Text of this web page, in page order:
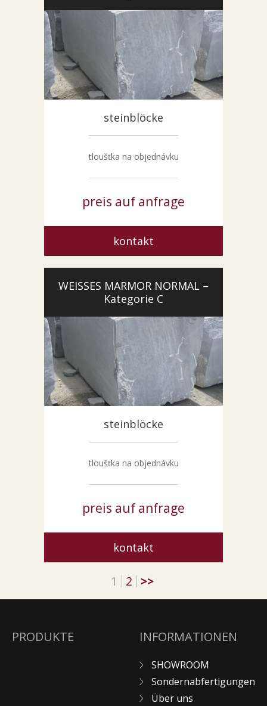
steinblöcke
tloušťka na objednávku
preis auf anfrage
kontakt
WEISSES MARMOR NORMAL –
Kategorie C
steinblöcke
tloušťka na objednávku
preis auf anfrage
kontakt
1 2 >>
PRODUKTE INFORMATIONEN
SHOWROOM
Sondernabfertigungen
Über uns